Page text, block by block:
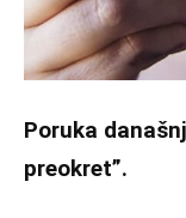
Poruka
preokret”.